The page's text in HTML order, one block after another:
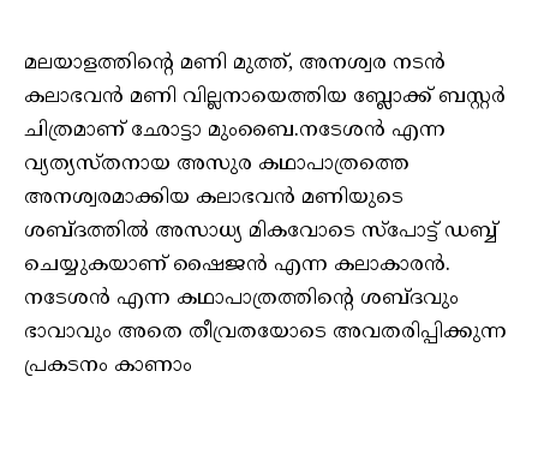
മലയാളത്തിന്റെ മണി മുത്ത്, അനശ്വര നടൻ
കലാഭവൻ മണി വില്ലനായെത്തിയ ബ്ലോക്ക് ബസ്റ്റർ
ചിത്രമാണ് ഛോട്ടാ മുംബൈ.നടേശൻ എന്ന
വ്യത്യസ്തനായ അസുര കഥാപാത്രത്തെ
അനശ്വരമാക്കിയ കലാഭവൻ മണിയുടെ
ശബ്ദത്തിൽ അസാധ്യ മികവോടെ സ്പോട്ട് ഡബ്ബ്
ചെയ്യുകയാണ് ഷൈജൻ എന്ന കലാകാരൻ.
നടേശൻ എന്ന കഥാപാത്രത്തിന്റെ ശബ്ദവും
ഭാവാവും അതെ തീവ്രതയോടെ അവതരിപ്പിക്കുന്ന
പ്രകടനം കാണാം